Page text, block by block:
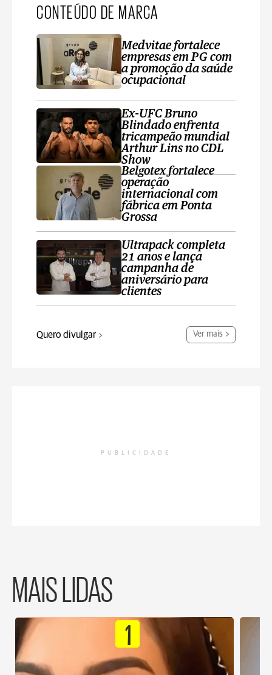
CONTEÚDO DE MARCA
Medvitae fortalece
empresas em PG com
a promoção da saúde
ocupacional
Ex-UFC Bruno
Blindado enfrenta
tricampeão mundial
Arthur Lins no CDL
Show
Belgotex fortalece
operação
internacional com
fábrica em Ponta
Grossa
Ultrapack completa
21 anos e lança
campanha de
aniversário para
clientes
Quero divulgar Ver mais
PUBLICIDADE
MAIS LIDAS
1